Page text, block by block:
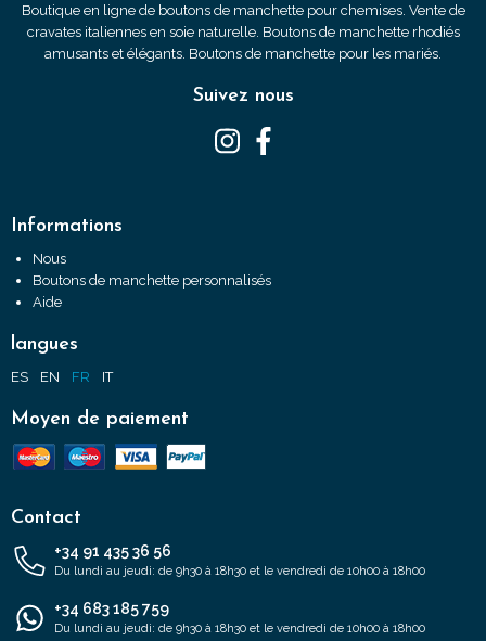
Boutique en ligne de boutons de manchette pour chemises. Vente de
cravates italiennes en soie naturelle. Boutons de manchette rhodiés
amusants et élégants. Boutons de manchette pour les mariés.
Suivez nous
Informations
Nous
Boutons de manchette personnalisés
Aide
langues
ES EN FR IT
Moyen de paiement
Contact
+34 91 435 36 56
Du lundi au jeudi: de 9h30 à 18h30 et le vendredi de 10h00 à 18h00
+34 683 185 759
Du lundi au jeudi: de 9h30 à 18h30 et le vendredi de 10h00 à 18h00